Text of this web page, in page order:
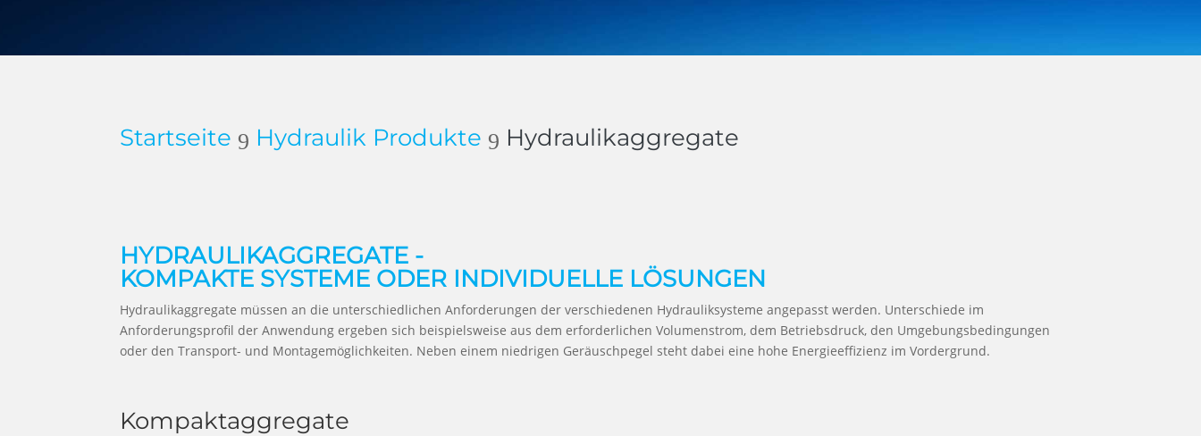
Startseite 9 Hydraulik Produkte 9 Hydraulikaggregate
HYDRAULIKAGGREGATE -
KOMPAKTE SYSTEME ODER INDIVIDUELLE LÖSUNGEN
Hydraulikaggregate müssen an die unterschiedlichen Anforderungen der verschiedenen Hydrauliksysteme angepasst werden. Unterschiede im
Anforderungsprofil der Anwendung ergeben sich beispielsweise aus dem erforderlichen Volumenstrom, dem Betriebsdruck, den Umgebungsbedingungen
oder den Transport- und Montagemöglichkeiten. Neben einem niedrigen Geräuschpegel steht dabei eine hohe Energieeffizienz im Vordergrund.
Kompaktaggregate